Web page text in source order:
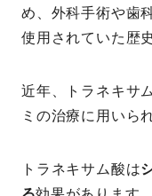
め、外科手術や歯
使用されていた歴
近年、トラネキサ
ミの治療に用いら
トラネキサム酸は